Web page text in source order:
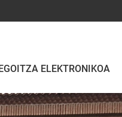
ELEKTRONIKOA